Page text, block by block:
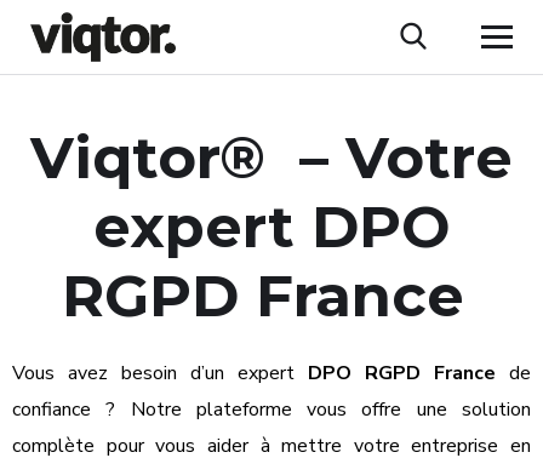
Viqtor® – Votre
expert DPO
RGPD France
Vous avez besoin d’un expert DPO RGPD France de
confiance ? Notre plateforme vous offre une solution
complète pour vous aider à mettre votre entreprise en